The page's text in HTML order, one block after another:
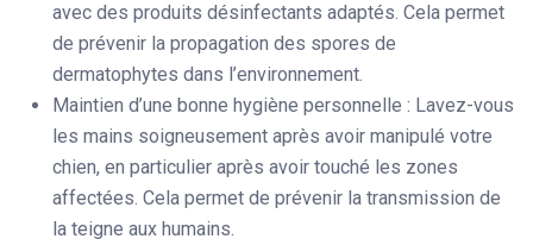
avec des produits désinfectants adaptés. Cela permet
de prévenir la propagation des spores de
dermatophytes dans l’environnement.
Maintien d’une bonne hygiène personnelle : Lavez-vous
les mains soigneusement après avoir manipulé votre
chien, en particulier après avoir touché les zones
affectées. Cela permet de prévenir la transmission de
la teigne aux humains.